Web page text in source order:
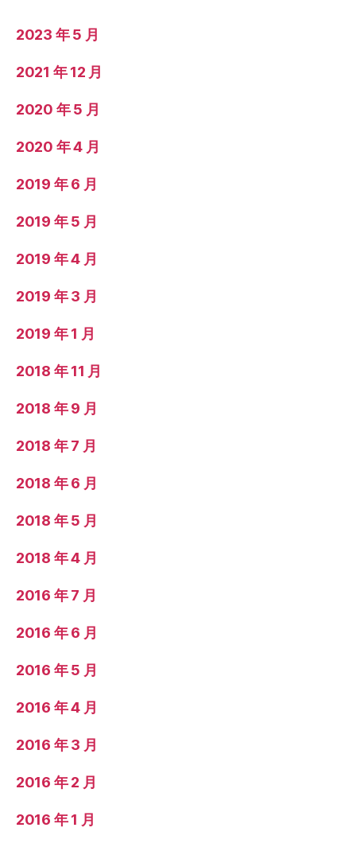
2023 年 5 月
2021 年 12 月
2020 年 5 月
2020 年 4 月
2019 年 6 月
2019 年 5 月
2019 年 4 月
2019 年 3 月
2019 年 1 月
2018 年 11 月
2018 年 9 月
2018 年 7 月
2018 年 6 月
2018 年 5 月
2018 年 4 月
2016 年 7 月
2016 年 6 月
2016 年 5 月
2016 年 4 月
2016 年 3 月
2016 年 2 月
2016 年 1 月